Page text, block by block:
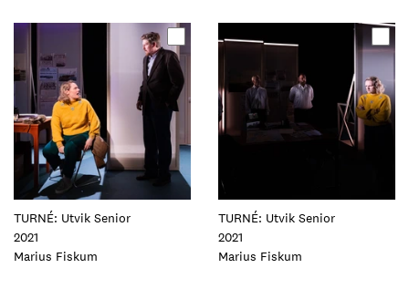
dette
elementet
TURNÉ: Utvik Senior
2021
Foto:
Marius Fiskum
dette
elementet
TURNÉ: Utvik Senior
2021
Foto:
Marius Fiskum